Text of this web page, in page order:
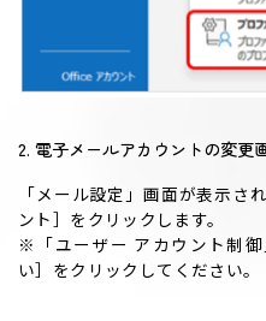
2. 電子メールアカウントの変更
「メール設定」画面が表示さ
ント］をクリックします。
※「ユーザー アカウント制
い］をクリックしてください。